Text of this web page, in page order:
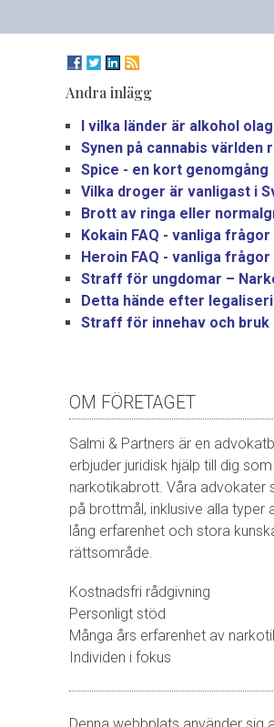
Andra inlägg
I vilka länder är alkohol
Synen på cannabis världen
Spice - en kort genomgång
Vilka droger är vanligast i
Brott av ringa eller
Kokain FAQ - vanliga
Heroin FAQ - vanliga
Straff för ungdomar –
Detta hände efter
Straff för innehav och bruk
OM FÖRETAGET
Salmi & Partners är en
erbjuder juridisk hjälp till dig
narkotikabrott. Våra advokater
på brottmål, inklusive alla typer
lång erfarenhet och stora
rättsområde.
Kostnadsfri rådgivning
Personligt stöd
Många års erfarenhet av
Individen i fokus